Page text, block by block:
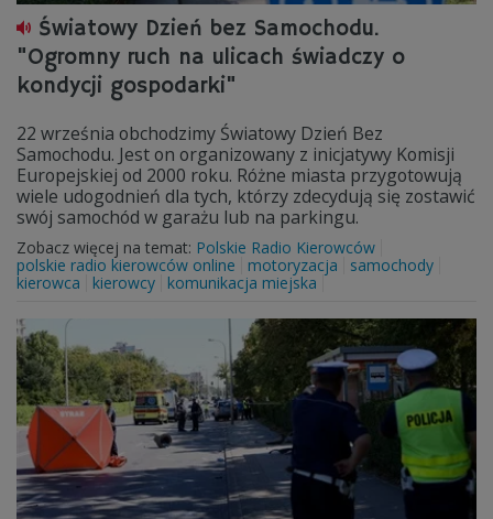
Światowy Dzień bez Samochodu.
"Ogromny ruch na ulicach świadczy o
kondycji gospodarki"
22 września obchodzimy Światowy Dzień Bez
Samochodu. Jest on organizowany z inicjatywy Komisji
Europejskiej od 2000 roku. Różne miasta przygotowują
wiele udogodnień dla tych, którzy zdecydują się zostawić
swój samochód w garażu lub na parkingu.
Zobacz więcej na temat: Polskie Radio Kierowców
polskie radio kierowców online
motoryzacja
samochody
kierowca
kierowcy komunikacja miejska